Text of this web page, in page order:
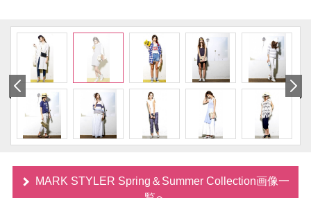
MARK STYLER Spring＆Summer Collection画像一